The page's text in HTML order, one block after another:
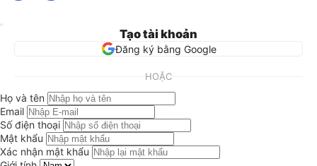
Tạo tài khoản
Đăng ký bằng Google
HOẶC
Họ và tên
Email
Số điện thoại
Mật khẩu
Xác nhận mật khẩu